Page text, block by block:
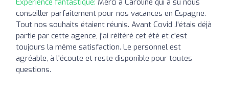
conseiller parfaitement pour nos vacances en Espagne.
Tout nos souhaits étaient réunis. Avant Covid J'étais déjà
partie par cette agence, j'ai réitéré cet été et c'est
toujours la même satisfaction. Le personnel est
agréable, à l'écoute et reste disponible pour toutes
questions.